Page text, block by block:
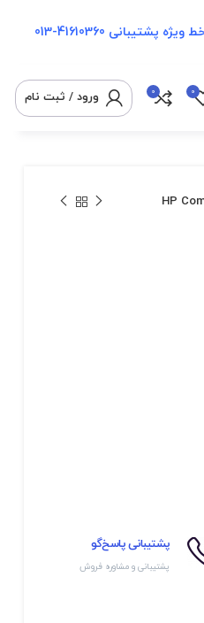
ویژه پشتیبانی 41610360-013
0
0 ورود / ثبت نام
پشتیبانی پاسخ‌گو
پشتیبانی و مشاوره فروش